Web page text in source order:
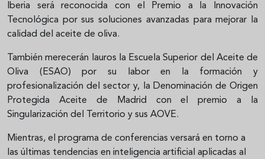
Iberia será reconocida con el Premio a la Innovación
Tecnológica por sus soluciones avanzadas para mejorar la
calidad del aceite de oliva.
También merecerán lauros la Escuela Superior del Aceite de
Oliva (ESAO) por su labor en la formación y
profesionalización del sector y, la Denominación de Origen
Protegida Aceite de Madrid con el premio a la
Singularización del Territorio y sus AOVE.
Mientras, el programa de conferencias versará en torno a
las últimas tendencias en inteligencia artificial aplicadas al